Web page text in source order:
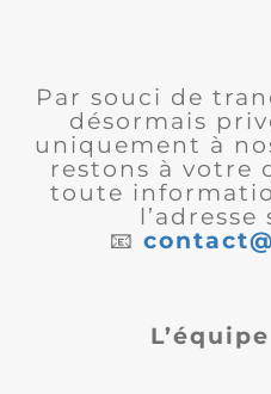
Par souci de
désormais
uniquement à
restons à votre
toute
📧